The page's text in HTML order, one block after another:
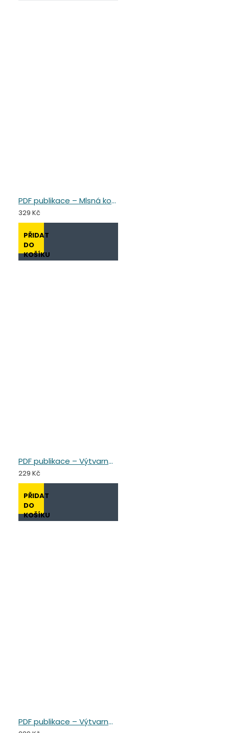
PDF publikace – Mlsná koza
329 Kč
PŘIDAT
DO
KOŠÍKU
PDF publikace – Výtvarné cestování Asií
229 Kč
PŘIDAT
DO
KOŠÍKU
PDF publikace – Výtvarné cestování Amerikou